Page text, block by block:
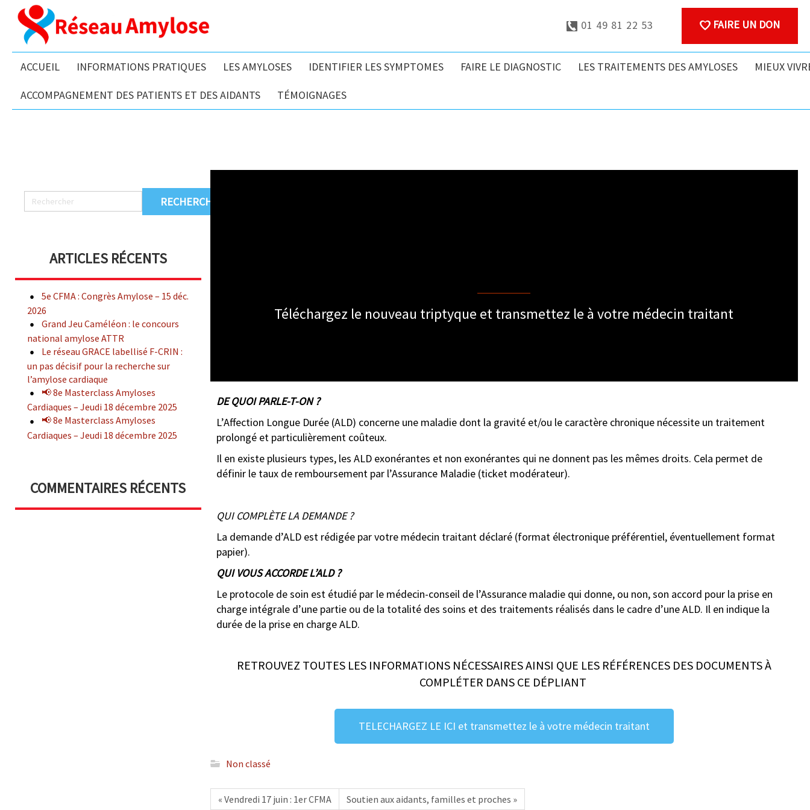
FAIRE UN DON
01 49 81 22 53
ACCUEIL INFORMATIONS PRATIQUES LES AMYLOSES IDENTIFIER LES SYMPTOMES FAIRE LE DIAGNOSTIC LES TRAITEMENTS DES AMYLOSES MIEUX
ACCOMPAGNEMENT DES PATIENTS ET DES AIDANTS TÉMOIGNAGES
ARTICLES RÉCENTS
5e CFMA : Congrès Amylose – 15 déc.
2026
Grand Jeu Caméléon : le concours
national amylose ATTR
Le réseau GRACE labellisé F-CRIN :
un pas décisif pour la recherche sur
l’amylose cardiaque
📢 8e Masterclass Amyloses
Cardiaques – Jeudi 18 décembre 2025
📢 8e Masterclass Amyloses
Cardiaques – Jeudi 18 décembre 2025
COMMENTAIRES RÉCENTS
Téléchargez le nouveau triptyque et transmettez le à votre médecin traitant
DE QUOI PARLE-T-ON ?
L’Affection Longue Durée (ALD) concerne une maladie dont la gravité et/ou le caractère chronique nécessite un traitement
prolongé et particulièrement coûteux.
Il en existe plusieurs types, les ALD exonérantes et non exonérantes qui ne donnent pas les mêmes droits. Cela permet de
définir le taux de remboursement par l’Assurance Maladie (ticket modérateur).
QUI COMPLÈTE LA DEMANDE ?
La demande d’ALD est rédigée par votre médecin traitant déclaré (format électronique préférentiel, éventuellement format
papier).
QUI VOUS ACCORDE L’ALD ?
Le protocole de soin est étudié par le médecin-conseil de l’Assurance maladie qui donne, ou non, son accord pour la prise en
charge intégrale d’une partie ou de la totalité des soins et des traitements réalisés dans le cadre d’une ALD. Il en indique la
durée de la prise en charge ALD.
RETROUVEZ TOUTES LES INFORMATIONS NÉCESSAIRES AINSI QUE LES RÉFÉRENCES DES DOCUMENTS À
COMPLÉTER DANS CE DÉPLIANT
TELECHARGEZ LE ICI et transmettez le à votre médecin traitant
Non classé
« Vendredi 17 juin : 1er CFMA Soutien aux aidants, familles et proches »